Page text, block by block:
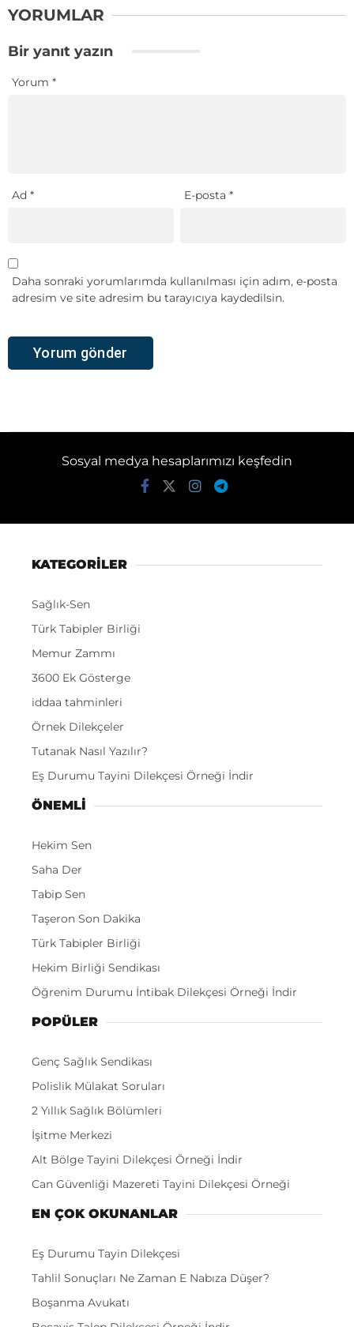
YORUMLAR
Bir yanıt yazın
Yorum *
Ad * E-posta*
Daha sonraki yorumlarımda kullanılması için adım, e-posta
adresim ve site adresim bu tarayıcıya kaydedilsin.
Sosyal medya hesaplarımızı keşfedin
KATEGORİLER
Sağlık-Sen
Türk Tabipler Birliği
Memur Zammı
3600 Ek Gösterge
iddaa tahminleri
Örnek Dilekçeler
Tutanak Nasıl Yazılır?
Eş Durumu Tayini Dilekçesi Örneği İndir
ÖNEMLI
Hekim Sen
Saha Der
Tabip Sen
Taşeron Son Dakika
Türk Tabipler Birliği
Hekim Birliği Sendikası
Öğrenim Durumu İntibak Dilekçesi Örneği İndir
POPÜLER
Genç Sağlık Sendikası
Polislik Mülakat Soruları
2 Yıllık Sağlık Bölümleri
İşitme Merkezi
Alt Bölge Tayini Dilekçesi Örneği İndir
Can Güvenliği Mazereti Tayini Dilekçesi Örneği
EN ÇOK OKUNANLAR
Eş Durumu Tayin Dilekçesi
Tahlil Sonuçları Ne Zaman E Nabıza Düşer?
Boşanma Avukatı